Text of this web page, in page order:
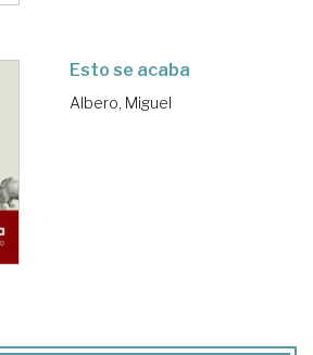
Esto se acaba
Albero, Miguel